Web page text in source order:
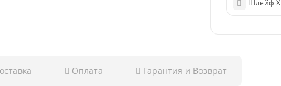
Оплата Гарантия и Возврат